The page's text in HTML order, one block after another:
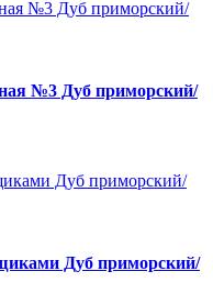
№3 Дуб приморский/
Дуб приморский/